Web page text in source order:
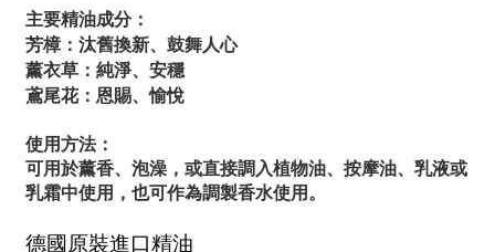
主要精油成分：
芳樟：汰舊換新、鼓舞人心
薰衣草：純淨、安穩
鳶尾花：恩賜、愉悅
使用方法：
可用於薰香、泡澡，或直接調入植物油、按摩油、乳液或
乳霜中使用，也可作為調製香水使用。
德國原裝進口精油